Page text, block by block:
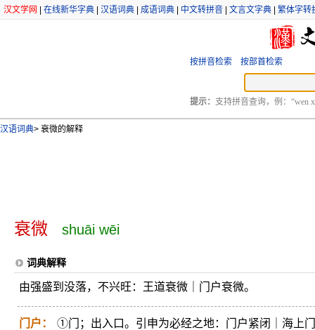
汉文学网 在线新华字典 汉语词典 成语词典 中文转拼音 文言文字典 繁体字转
按拼音检索 按部首检索
提示： 支持拼音查询，例：“wen
汉语词典> 衰微的解释
衰微 shuāi wēi
词典解释
由强盛到没落，不兴旺：王道衰微｜门户衰微。
门户：
①门；出入口。引申为必经之地：门户紧闭｜海上